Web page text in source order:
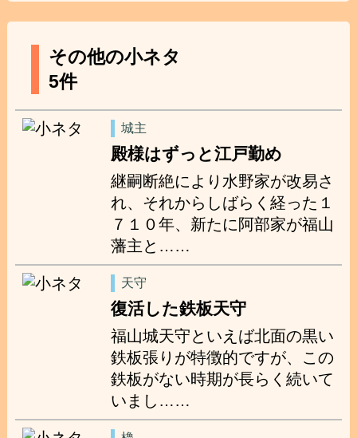
その他の小ネタ
5件
城主
殿様はずっと江戸勤め
継嗣断絶により水野家が改易さ
れ、それからしばらく経った１
７１０年、新たに阿部家が福山
藩主と……
天守
復活した鉄板天守
福山城天守といえば北面の黒い
鉄板張りが特徴的ですが、この
鉄板がない時期が長らく続いて
いまし……